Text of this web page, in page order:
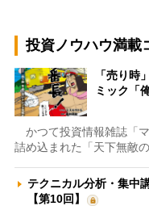
投資ノウハウ満載
「売り
ミック「
かつて投資情報雑誌「
詰め込まれた「天下無敵
テクニカル分析・集中
【第10回】